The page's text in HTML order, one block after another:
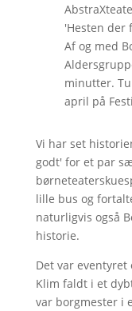
'Hesten der
Af og med
minutter.
april på
Vi har set
godt' for et par
lille bus og
naturligvis også
historie.
Det var
Klim faldt i et
var borgmester i